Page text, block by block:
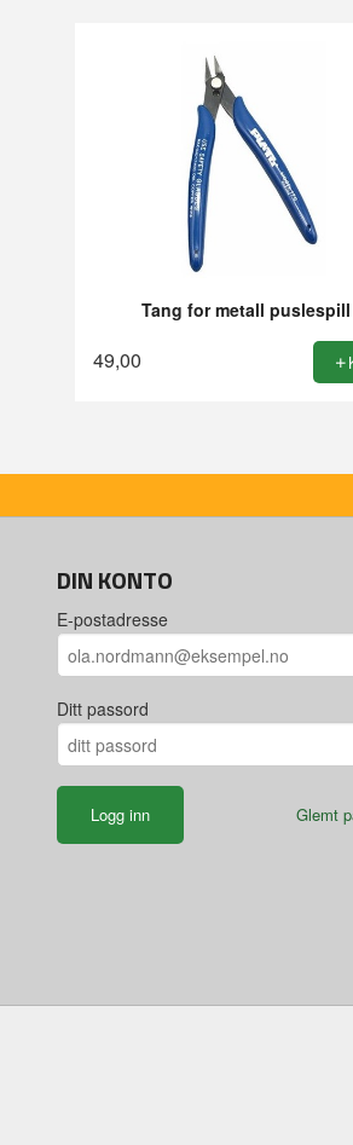
Tang for metall puslespill
49,00
DIN KONTO
E-postadresse
Ditt passord
Glemt